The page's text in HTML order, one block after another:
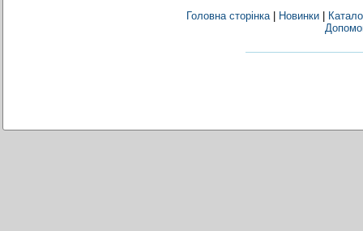
Головна сторінка| Новинки